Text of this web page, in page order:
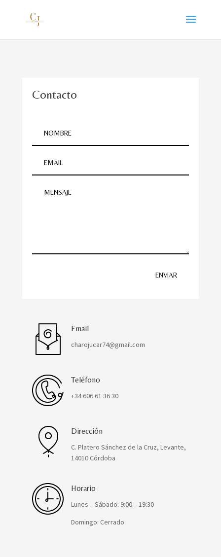
Contacto
ENVIAR
Email
charojucar74@gmail.com
Teléfono
+34 606 61 36 30
Dirección
C. Platero Sánchez de la Cruz, Levante,
14010 Córdoba
Horario
Lunes – Sábado: 9:00 – 19:30
Domingo: Cerrado